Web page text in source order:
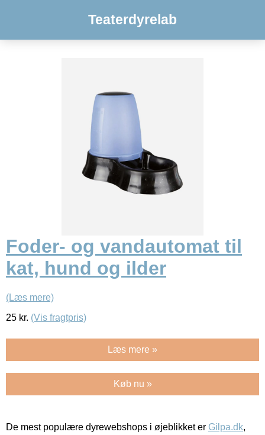
Teaterdyrelab
Foder- og vandautomat til
kat, hund og ilder
(Læs mere)
25 kr. (Vis fragtpris)
Læs mere »
Køb nu »
De mest populære dyrewebshops i øjeblikket er Gilpa.dk,